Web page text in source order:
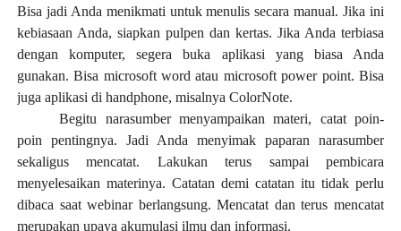
Bisa jadi Anda menikmati untuk menulis secara manual. Jika ini
kebiasaan Anda, siapkan pulpen dan kertas. Jika Anda terbiasa
dengan komputer, segera buka aplikasi yang biasa Anda
gunakan. Bisa microsoft word atau microsoft power point. Bisa
juga aplikasi di handphone, misalnya ColorNote.
Begitu narasumber menyampaikan materi, catat poin-
poin pentingnya. Jadi Anda menyimak paparan narasumber
sekaligus mencatat. Lakukan terus sampai pembicara
menyelesaikan materinya. Catatan demi catatan itu tidak perlu
dibaca saat webinar berlangsung. Mencatat dan terus mencatat
merupakan upaya akumulasi ilmu dan informasi.